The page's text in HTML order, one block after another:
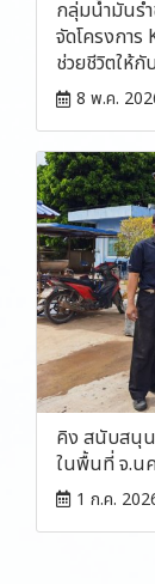
กลุ่มน้ำมันร
จัดโครงการ
ช่วยชีวิตให้กั
8 พ.ค.
คิง สนับสนุน
ในพื้นที่ จ.น
1 ก.ค.